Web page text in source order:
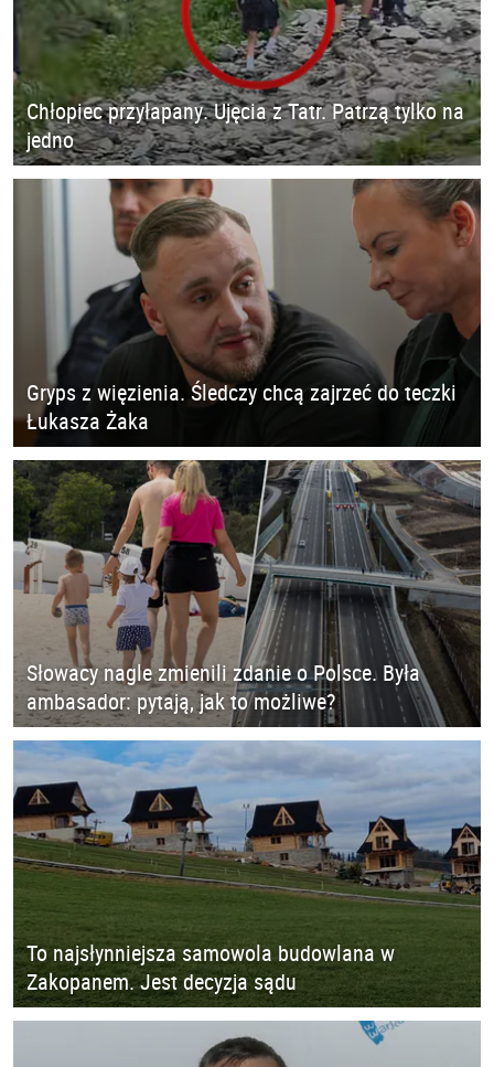
Chłopiec przyłapany. Ujęcia z Tatr. Patrzą tylko na
jedno
Gryps z więzienia. Śledczy chcą zajrzeć do teczki
Łukasza Żaka
Słowacy nagle zmienili zdanie o Polsce. Była
ambasador: pytają, jak to możliwe?
To najsłynniejsza samowola budowlana w
Zakopanem. Jest decyzja sądu